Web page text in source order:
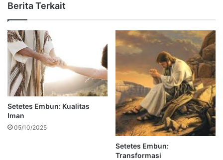
Berita Terkait
Setetes Embun: Kualitas
Iman
05/10/2025
Setetes Embun:
Transformasi